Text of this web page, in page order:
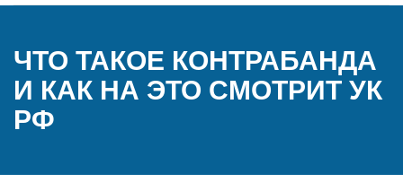
ЧТО ТАКОЕ КОНТРАБАНДА
И КАК НА ЭТО СМОТРИТ УК
РФ